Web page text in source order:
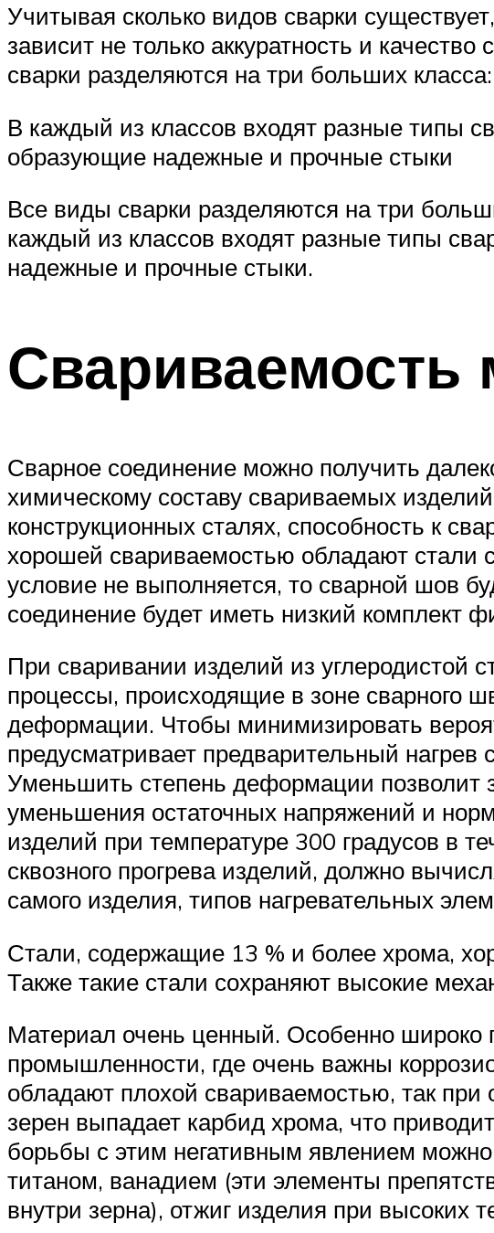
Учитывая сколько видов сварки
зависит не только аккуратность и
сварки разделяются на три больших
В каждый из классов входят разные типы
образующие надежные и прочные стыки
Все виды сварки разделяются на три
каждый из классов входят разные типы
надежные и прочные стыки.
Свариваемость
Сварное соединение можно получить
химическому составу свариваемых
конструкционных сталях, способность к
хорошей свариваемостью обладают стали
условие не выполняется, то сварной шов
соединение будет иметь низкий комплект
При сваривании изделий из углеродистой
процессы, происходящие в зоне сварного
деформации. Чтобы минимизировать
предусматривает предварительный
Уменьшить степень деформации позволит
уменьшения остаточных напряжений и
изделий при температуре 300 градусов в
сквозного прогрева изделий, должно
самого изделия, типов нагревательных
Стали, содержащие 13 % и более хрома,
Также такие стали сохраняют высокие
Материал очень ценный. Особенно широко
промышленности, где очень важны
обладают плохой свариваемостью, так при
зерен выпадает карбид хрома, что
борьбы с этим негативным явлением
титаном, ванадием (эти элементы
внутри зерна), отжиг изделия при высоких